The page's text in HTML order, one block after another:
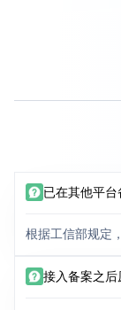
已在其他平台
根据工信部规定
接入备案之后